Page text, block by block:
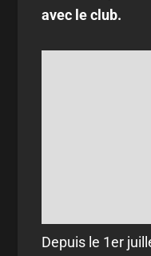
avec le club.
Depuis le 1er